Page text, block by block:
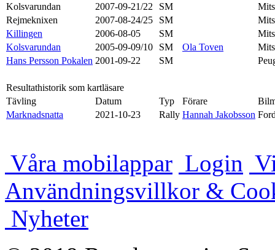
Kolsvarundan
2007-09-21/22 SM
Rejmeknixen
2007-08-24/25 SM
Killingen
2006-08-05 SM
Kolsvarundan
2005-09-09/10 SM Ola Toven
Hans Persson Pokalen 2001-09-22 SM
Resultathistorik som kartläsare
Tävling
Datum Typ Förare
Marknadsnatta
2021-10-23 Rally Hannah Jakobsson
Våra mobilappar Login
Användningsvillkor &
Nyheter